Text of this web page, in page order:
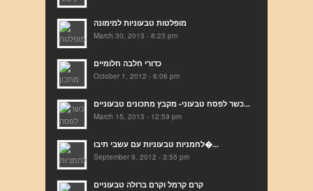
מופלטות טבעוניות למימונה
March 30, 2013 - 8:23 pm
כדורי חלבה חלומיים
October 1, 2012 - 6:06 pm
כשר לפסח טבעוני- מקבץ מתכונים טבעוניים...
March 15, 2013 - 12:59 pm
לחמניות טבעוניות עם עשבי תיבו�...
September 9, 2012 - 3:55 pm
קרם קרמל וקרם ברולה טבעוניים